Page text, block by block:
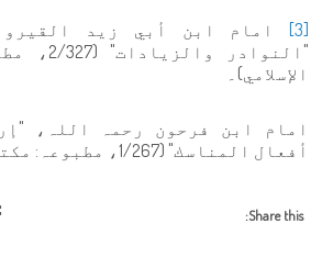
[3]
امام ابن أبي زيد
"النوادر
الإسلامي)۔
امام ابن فرحون رحمہ اللہ،
أفعال المناسك" (1/267، مطبوعہ: مكتبة العبيكان)۔
Share this: